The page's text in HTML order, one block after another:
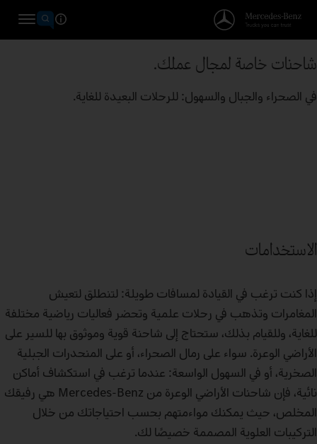
شاحنات خاصة لمجال عملك.
في الصحراء والجبال والسهول: للرحلات البعيدة للغاية.
الاستخدامات
إذا كنت ترغب في القيادة لمسافات طويلة: لتنطلق لتعيش
المغامرات وتذهب في رحلات علمية وتحضر فعاليات رياضية مختلفة
للغاية، وللقيام بذلك، ستحتاج إلى شاحنة قوية وموثوق بها للسير على
الأراضي الوعرة. سواء على رمال الصحراء، أو على المنحدرات الجبلية
الصخرية، أو في السهول الواسعة: عندما ترغب في استكشاف أماكن
نائية، فإن شاحنات الأراضي الوعرة من Mercedes-Benz هي رفيقك
المخلص، حيث يمكنك مواءمتهم بحسب احتياجاتك من خلال
التركيبات العلوية المصممة خصيصًا لك.